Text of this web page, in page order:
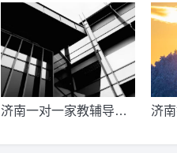
青岛到济南的高铁票多
钱？
细
收
济南一对一家教辅导收
济